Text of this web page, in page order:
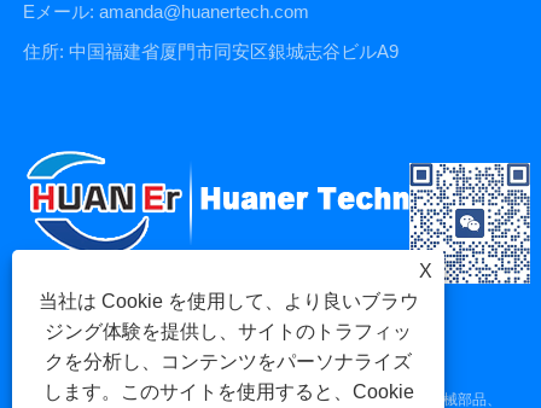
Eメール: amanda@huanertech.com
住所: 中国福建省厦門市同安区銀城志谷ビルA9
Copyright © 2023 Xiamen Huaner Technology Co., Ltd - CNC 機械部品、
X
当社は Cookie を使用して、より良いブラウ
ジング体験を提供し、サイトのトラフィッ
クを分析し、コンテンツをパーソナライズ
します。このサイトを使用すると、Cookie